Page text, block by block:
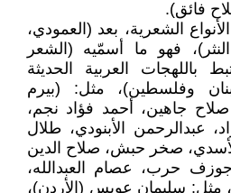
فائق).
الشعرية، بعد (العمودي،
فهو ما أسمّيه (الشعر
باللهجات العربية الحديثة
وفلسطين)، مثل: (بيرم
جاهين، أحمد فؤاد نجم،
عبدالرحمن الأبنودي، طلال
صخر حبش، صلاح الدين
حرب، عصام العبدالله،
مثل: سليمان عويس (الأردن)،